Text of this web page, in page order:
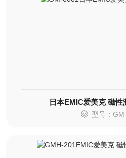
日本EMIC爱美克 磁性
型号：